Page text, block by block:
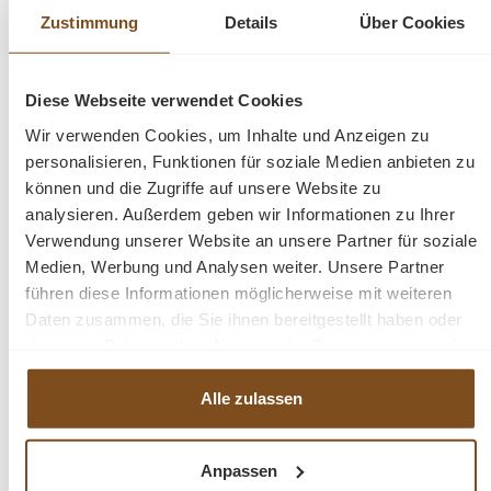
Zustimmung Details Über Cookies
Diese Webseite verwendet Cookies
Wir verwenden Cookies, um Inhalte und Anzeigen zu
personalisieren, Funktionen für soziale Medien anbieten zu
können und die Zugriffe auf unsere Website zu
analysieren. Außerdem geben wir Informationen zu Ihrer
Verwendung unserer Website an unsere Partner für soziale
Medien, Werbung und Analysen weiter. Unsere Partner
führen diese Informationen möglicherweise mit weiteren
Daten zusammen, die Sie ihnen bereitgestellt haben oder
haben.
Alle zulassen
Anpassen
angeschliffen, was dieser Lifestyle-Möbelserie eine
schöne ländliche Ausstrahlung verleiht.
Die Abmessungen:ca.: Höhe 200 cm - Breite 140 cm
- Tiefe 45 cm.
fertig montiert
stabile Regalböden
Landhaus-Stil
Massivholz
Menü schließen